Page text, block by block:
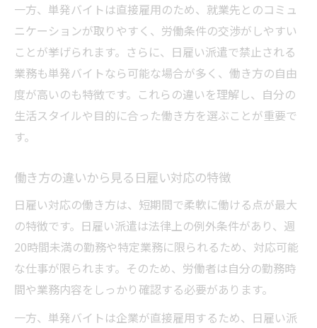
一方、単発バイトは直接雇用のため、就業先とのコミュ
ニケーションが取りやすく、労働条件の交渉がしやすい
ことが挙げられます。さらに、日雇い派遣で禁止される
業務も単発バイトなら可能な場合が多く、働き方の自由
度が高いのも特徴です。これらの違いを理解し、自分の
生活スタイルや目的に合った働き方を選ぶことが重要で
す。
働き方の違いから見る日雇い対応の特徴
日雇い対応の働き方は、短期間で柔軟に働ける点が最大
の特徴です。日雇い派遣は法律上の例外条件があり、週
20時間未満の勤務や特定業務に限られるため、対応可能
な仕事が限られます。そのため、労働者は自分の勤務時
間や業務内容をしっかり確認する必要があります。
一方、単発バイトは企業が直接雇用するため、日雇い派